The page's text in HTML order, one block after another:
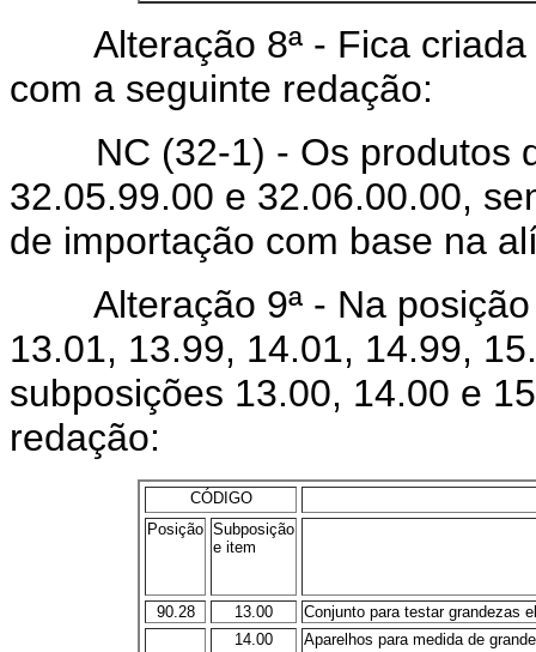
Alteração 8ª - Fica criada
com a seguinte redação:
NC (32-1) - Os produtos
32.05.99.00 e 32.06.00.00,
de importação com base na
Alteração 9ª - Na posição
13.01, 13.99, 14.01, 14.99,
subposições 13.00, 14.00 e
redação:
CÓDIGO
Posição Subposição
e item
90.28 13.00
Conjunto para testar grandezas
14.00
Aparelhos para medida de